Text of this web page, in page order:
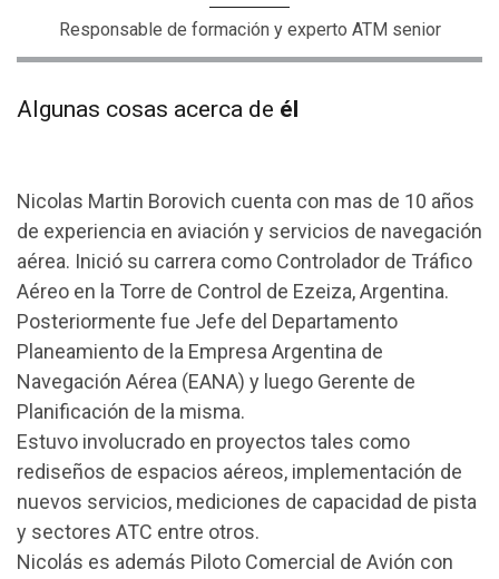
Responsable de formación y experto ATM senior
Algunas cosas acerca de él
Nicolas Martin Borovich cuenta con mas de 10 años
de experiencia en aviación y servicios de navegación
aérea. Inició su carrera como Controlador de Tráfico
Aéreo en la Torre de Control de Ezeiza, Argentina.
Posteriormente fue Jefe del Departamento
Planeamiento de la Empresa Argentina de
Navegación Aérea (EANA) y luego Gerente de
Planificación de la misma.
Estuvo involucrado en proyectos tales como
rediseños de espacios aéreos, implementación de
nuevos servicios, mediciones de capacidad de pista
y sectores ATC entre otros.
Nicolás es además Piloto Comercial de Avión con